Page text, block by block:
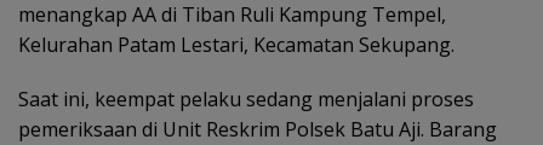
menangkap AA di Tiban Ruli Kampung Tempel,
Kelurahan Patam Lestari, Kecamatan Sekupang.
Saat ini, keempat pelaku sedang menjalani proses
pemeriksaan di Unit Reskrim Polsek Batu Aji. Barang